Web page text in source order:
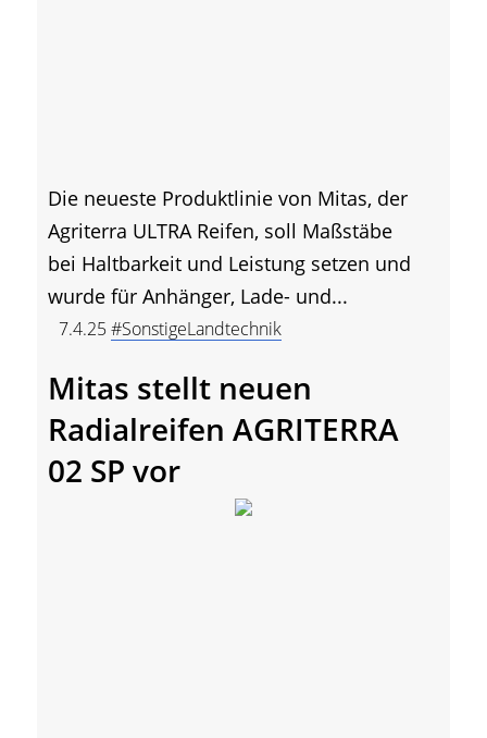
Die neueste Produktlinie von Mitas, der
Agriterra ULTRA Reifen, soll Maßstäbe
bei Haltbarkeit und Leistung setzen und
wurde für Anhänger, Lade- und...
7.4.25#SonstigeLandtechnik
Mitas stellt neuen
Radialreifen AGRITERRA
02 SP vor